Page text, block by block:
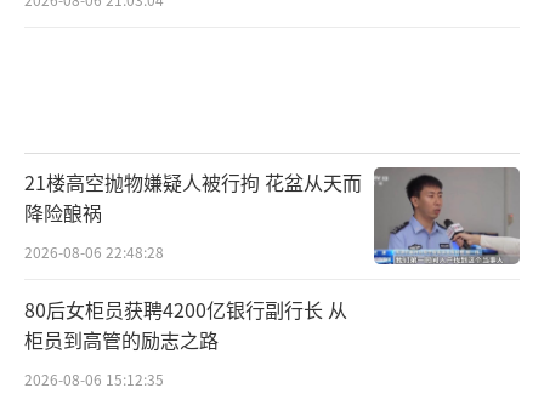
21楼高空抛物嫌疑人被行拘 花盆从天而
降险酿祸
2026-08-06 22:48:28
80后女柜员获聘4200亿银行副行长 从
柜员到高管的励志之路
2026-08-06 15:12:35